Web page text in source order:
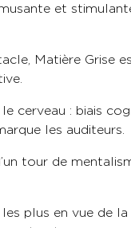
et
Matière Grise
cerveau : biais
les auditeurs.
tour de
plus en vue de